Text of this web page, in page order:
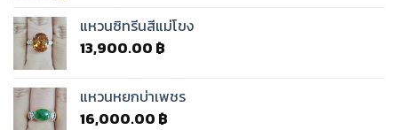
แหวนซิทรีนสีแม่โขง
13,900.00 ฿
แหวนหยกบ่าเพชร
16,000.00 ฿